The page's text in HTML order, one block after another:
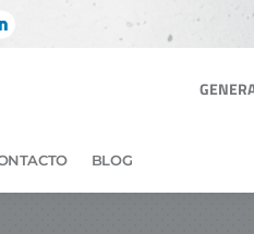
BLOG